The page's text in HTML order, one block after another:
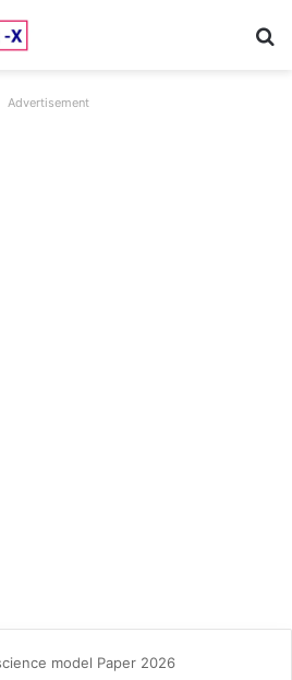
Advertisement
model Paper 2026